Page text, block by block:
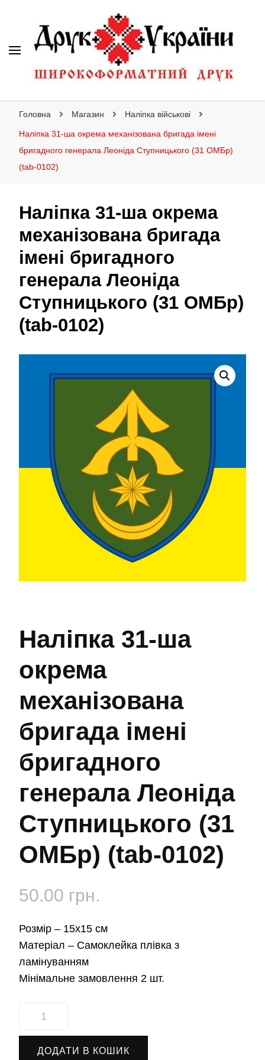
Головна Магазин Наліпка військові
Наліпка 31-ша окрема механізована бригада імені
бригадного генерала Леоніда Ступницького (31 ОМБр)
(tab-0102)
Наліпка 31-ша окрема
механізована бригада
імені бригадного
генерала Леоніда
Ступницького (31 ОМБр)
(tab-0102)
Наліпка 31-ша
окрема
механізована
бригада імені
бригадного
генерала Леоніда
Ступницького (31
ОМБр) (tab-0102)
50.00 грн.
Розмір – 15х15 см
Матеріал – Самоклейка плівка з
ламінуванням
Мінімальне замовлення 2 шт.
Наліпка
ДОДАТИ В КОШИК